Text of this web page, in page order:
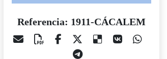
Referencia: 1911-CÁCALEM